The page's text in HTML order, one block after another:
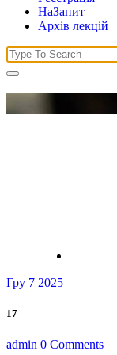
НаЗапит
Архів лекцій
Search
for:
Гру 7 2025
17
admin 0 Comments